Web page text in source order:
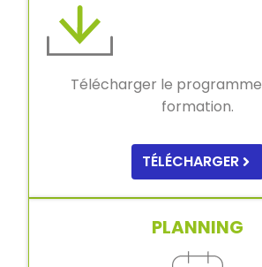
Télécharger le
formation.
TÉLÉCHARGER
PLANNING